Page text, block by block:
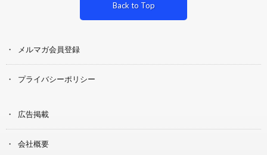
Back to Top
メルマガ会員登録
プライバシーポリシー
広告掲載
会社概要